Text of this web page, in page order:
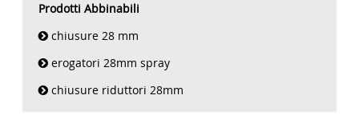
Prodotti Abbinabili
chiusure 28 mm
erogatori 28mm spray
chiusure riduttori 28mm